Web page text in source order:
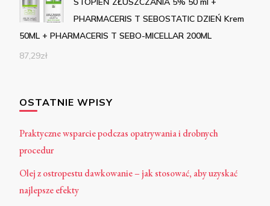
PHARMACERIS T SEBOSTATIC DZIEŃ Krem
50ML + PHARMACERIS T SEBO-MICELLAR 200ML
87,29zł
OSTATNIE WPISY
Praktyczne wsparcie podczas opatrywania i drobnych
procedur
Olej z ostropestu dawkowanie – jak stosować, aby uzyskać
najlepsze efekty